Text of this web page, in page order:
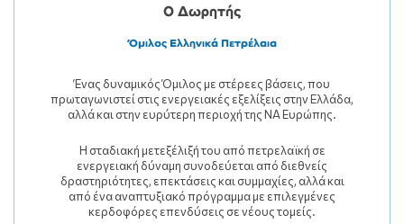
Ο Δωρητής
Όμιλος Ελληνικά Πετρέλαια
Ένας δυναμικός Όμιλος με στέρεες βάσεις, που
πρωταγωνιστεί στις ενεργειακές εξελίξεις στην Ελλάδα,
αλλά και στην ευρύτερη περιοχή της ΝΑ Ευρώπης.
Η σταδιακή μετεξέλιξή του από πετρελαϊκή σε
ενεργειακή δύναμη συνοδεύεται από διεθνείς
δραστηριότητες, επεκτάσεις και συμμαχίες, αλλά και
από ένα αναπτυξιακό πρόγραμμα με επιλεγμένες
κερδοφόρες επενδύσεις σε νέους τομείς.